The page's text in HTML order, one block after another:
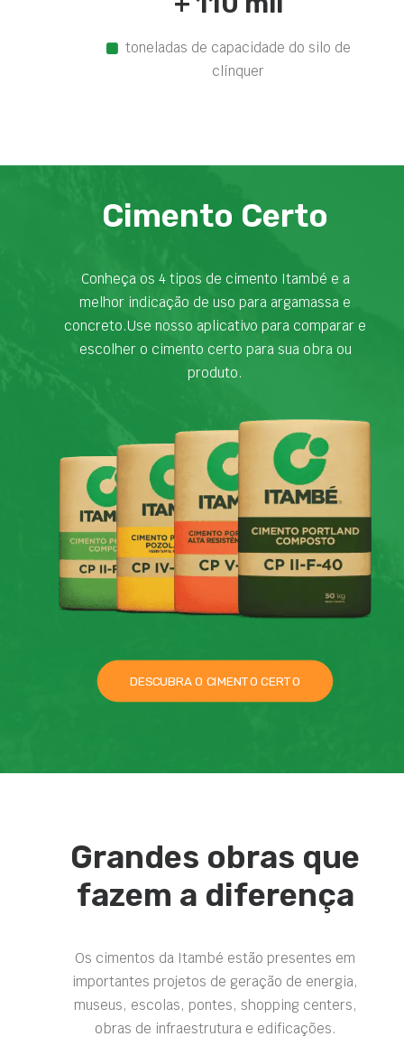
toneladas de capacidade do silo de
clínquer
Cimento Certo
Conheça os 4 tipos de cimento Itambé e a
melhor indicação de uso para argamassa e
concreto.Use nosso aplicativo para comparar e
escolher o cimento certo para sua obra ou
produto.
DESCUBRA O CIMENTO CERTO
Grandes obras que
fazem a diferença
Os cimentos da Itambé estão presentes em
importantes projetos de geração de energia,
museus, escolas, pontes, shopping centers,
obras de infraestrutura e edificações.